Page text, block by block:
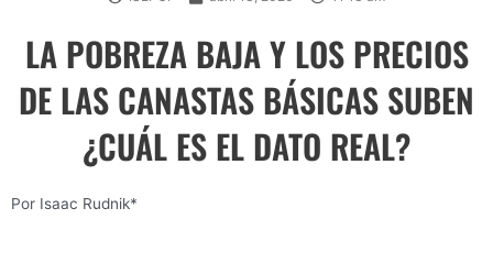
LA POBREZA BAJA Y LOS PRECIOS
DE LAS CANASTAS BÁSICAS SUBEN
¿CUÁL ES EL DATO REAL?
Por Isaac Rudnik*